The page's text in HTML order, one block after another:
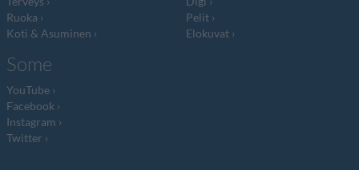
Ruoka
Koti & Asuminen
Pelit
Elokuvat
Some
YouTube
Facebook
Instagram
Twitter